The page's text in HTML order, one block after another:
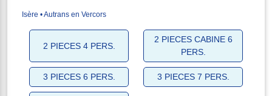
Isère • Autrans en Vercors
2 PIECES 4 PERS.
2 PIECES CABINE 6
PERS.
3 PIECES 6 PERS. 3 PIECES 7 PERS.